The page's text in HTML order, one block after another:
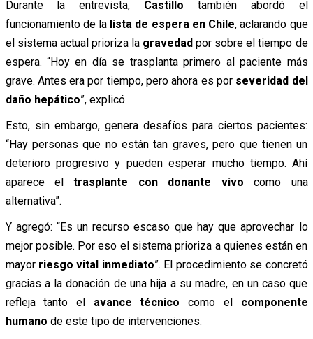
Durante la entrevista, Castillo también abordó el
funcionamiento de la lista de espera en Chile, aclarando que
el sistema actual prioriza la gravedad por sobre el tiempo de
espera. “Hoy en día se trasplanta primero al paciente más
grave. Antes era por tiempo, pero ahora es por severidad del
daño hepático”, explicó.
Esto, sin embargo, genera desafíos para ciertos pacientes:
“Hay personas que no están tan graves, pero que tienen un
deterioro progresivo y pueden esperar mucho tiempo. Ahí
aparece eltrasplante con donante vivo como una
alternativa”.
Y agregó: “Es un recurso escaso que hay que aprovechar lo
mejor posible. Por eso el sistema prioriza a quienes están en
mayor riesgo vital inmediato”. El procedimiento se concretó
gracias a la donación de una hija a su madre, en un caso que
refleja tanto el avance técnico como el componente
humano de este tipo de intervenciones.